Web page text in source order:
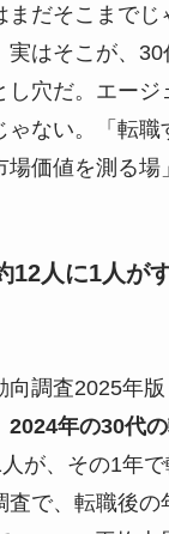
まだそこまで
実はそこが、
し穴だ。エージ
ゃない。「転職
価値を測る場
人に1人が
向調査2025年
2024年の30代
が、その1年
査で、転職後の